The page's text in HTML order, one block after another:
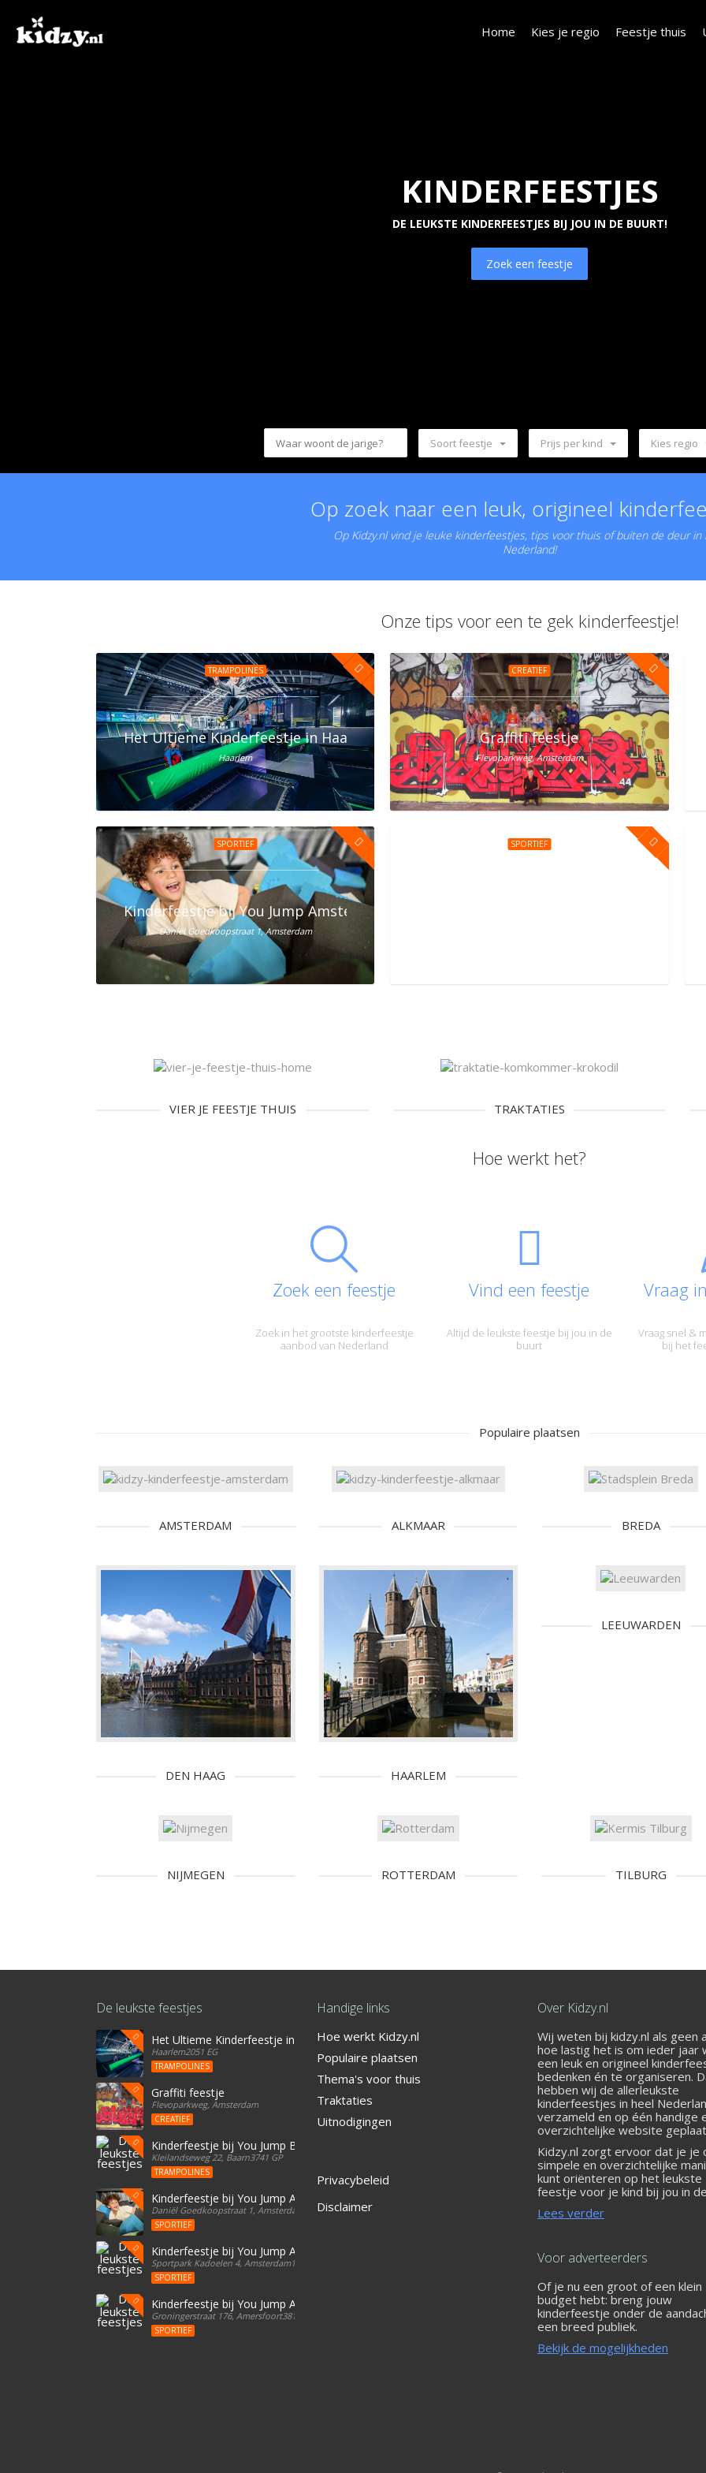
Home Kies je regio Feestje thuis
KINDERFEESTJES
DE LEUKSTE KINDERFEESTJES BIJ JOU IN DE BUURT!
Zoek een feestje
Soort feestje Prijs per kind Kies regio
Op zoek naar een leuk, origineel
Op Kidzy.nl vind je leuke kinderfeestjes, tips voor thuis of buiten de deur in
Nederland!
Onze tips voor een te gek kinderfeestje!
TRAMPOLINES
Het Ultieme Kinderfeestje in Haarlem? Vier het bij Street Jump!
Haarlem
CREATIEF
Graffiti feestje
Flevoparkweg, Amsterdam
SPORTIEF
Kinderfeestje bij You Jump Amsterdam Oost
Daniël Goedkoopstraat 1, Amsterdam
SPORTIEF
VIER JE FEESTJE THUIS TRAKTATIES
Hoe werkt het?
Zoek een feestje
Zoek in het grootste kinderfeestje
aanbod van Nederland
Vind een feestje
Altijd de leukste feestje bij jou in de
buurt
Vraag
Vraag snel &
bij het
Populaire plaatsen
AMSTERDAM ALKMAAR BREDA
DEN HAAG HAARLEM
LEEUWARDEN
NIJMEGEN ROTTERDAM TILBURG
De leukste feestjes
Het Ultieme Kinderfeestje in Haarlem? Vier het bij Street Jump!
Haarlem2051 EG
TRAMPOLINES
Graffiti feestje
Flevoparkweg, Amsterdam
CREATIEF
Kinderfeestje bij You Jump Baarn
Kleilandseweg 22, Baarn3741 GP
TRAMPOLINES
Kinderfeestje bij You Jump Amsterdam Oost
Daniël Goedkoopstraat 1, Amsterdam1096 BD
SPORTIEF
Kinderfeestje bij You Jump Amsterdam
Sportpark Kadoelen 4, Amsterdam1035 NB
SPORTIEF
Kinderfeestje bij You Jump Amersfoort
Groningerstraat 176, Amersfoort3812 EG
SPORTIEF
Handige links
Hoe werkt Kidzy.nl
Populaire plaatsen
Thema's voor thuis
Traktaties
Uitnodigingen
Privacybeleid
Disclaimer
Over Kidzy.nl
Wij weten bij kidzy.nl als geen
hoe lastig het is om ieder jaar
een leuk en origineel
bedenken én te organiseren.
hebben wij de allerleukste
kinderfeestjes in heel
verzameld en op één handige
overzichtelijke website
Kidzy.nl zorgt ervoor dat je je
simpele en overzichtelijke
kunt oriënteren op het leukste
feestje voor je kind bij jou in
Lees verder
Voor adverteerders
Of je nu een groot of een klein
budget hebt: breng jouw
kinderfeestje onder de
een breed publiek.
Bekijk de mogelijkheden